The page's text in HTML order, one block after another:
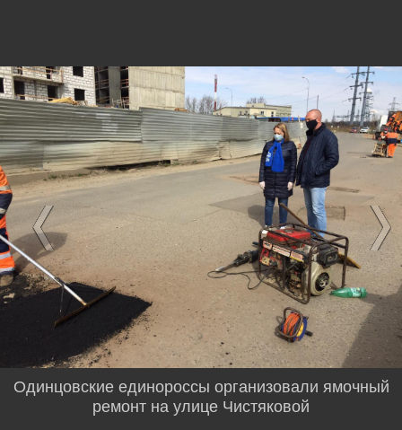
Одинцовские единороссы организовали ямочный
ремонт на улице Чистяковой